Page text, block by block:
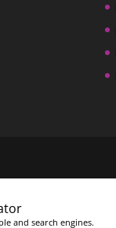
and search engines.